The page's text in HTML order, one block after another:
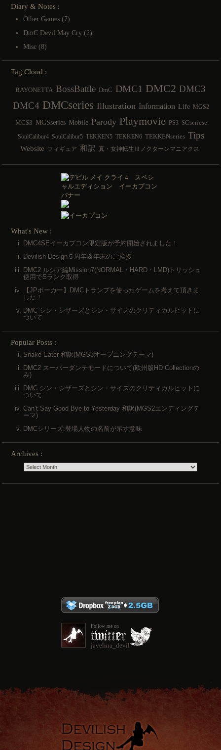
Diary & Notes :
Other Games (7)
DmC Devil May Cry (2)
Misc (8)
Tag Cloud :
BAYONETTA BossBattle DmC DMC1 DMC2 DMC3
DMC4 DMCseries Illustration Information Life MGS2
MGS3 MGSseries Mobile Parody Playmovie PS3 SCseriese
SoulCalibur4 SoulCalibur5 TEKKEN5 TEKKEN6 TEKKENseries Tips
Website フィギュア 和訳 真・女神転生Ⅲノクターンマニアクス
What's New :
DMC4SEイーカプコン限定版が予約開始されました！
Devilish Design５周年＆年末のご挨拶
DMC2 ルシア編Mission7(NORMAL・HARD・LMD)トリッシュ
使用でSランク取得
【JPポーカー】DMCトランプを使ったゲームを考えて頂きま
した！
DMC シン・シザーズとシン・サイズのクリティカルヒットに
ついて
Popular Posts :
Snake Eater 和訳(MGS3オープニングテーマ)
DMC2 スーパーダンテモードについて(欧州版HD Collectionの
み)
DMC シン・シザーズとシン・サイズのクリティカルヒットに
ついて
Can’t Say Good Bye to Yesterday 和訳(MGS2エンディングテ
ーマ)
DMCシリーズ:登場人物の名前が示す意味
Archives :
Follow me on
javelina_devil